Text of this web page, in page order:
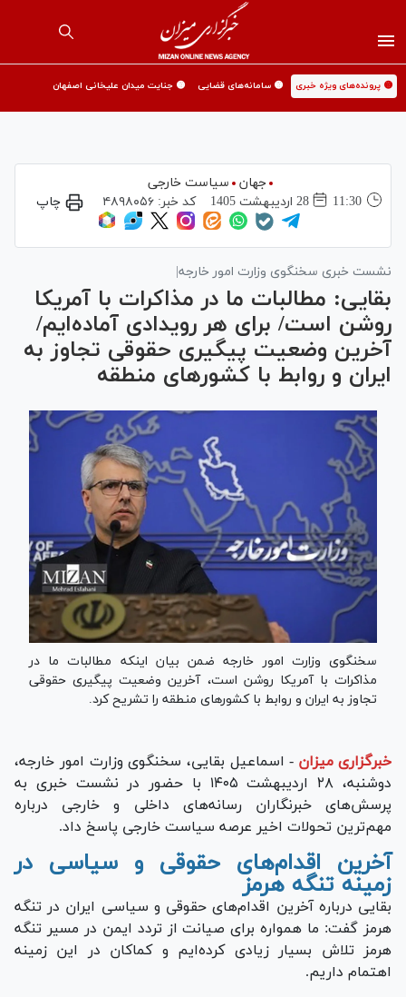
🟡 پرونده‌های ویژه خبری 🟡 سامانه‌های قضایی 🟡 جنایت میدان علیخانی اصفهان
جهان
سیاست خارجی
11:30
28 ارديبهشت 1405 کد خبر:۴۸۹۸۰۵۶ چاپ
نشست خبری سخنگوی وزارت امور خارجه|
بقایی: مطالبات ما در مذاکرات با آمریکا
روشن است/ برای هر رویدادی آماده‌ایم/
آخرین وضعیت پیگیری حقوقی تجاوز به
ایران و روابط با کشور‌های منطقه
سخنگوی وزارت امور خارجه ضمن بیان اینکه مطالبات ما در
مذاکرات با آمریکا روشن است، آخرین وضعیت پیگیری حقوقی
تجاوز به ایران و روابط با کشور‌های منطقه را تشریح کرد.
خبرگزاری میزان - اسماعیل بقایی، سخنگوی وزارت امور خارجه،
دوشنبه، ۲۸ اردیبهشت ۱۴۰۵ با حضور در نشست خبری به
پرسش‌های خبرنگاران رسانه‌های داخلی و خارجی درباره
مهم‌ترین تحولات اخیر عرصه سیاست خارجی پاسخ داد.
آخرین اقدام‌های حقوقی و سیاسی در
زمینه تنگه هرمز
بقایی درباره آخرین اقدام‌های حقوقی و سیاسی ایران در تنگه
هرمز گفت: ما همواره برای صیانت از تردد ایمن در مسیر تنگه
هرمز تلاش بسیار زیادی کرده‌ایم و کماکان در این زمینه
اهتمام داریم.